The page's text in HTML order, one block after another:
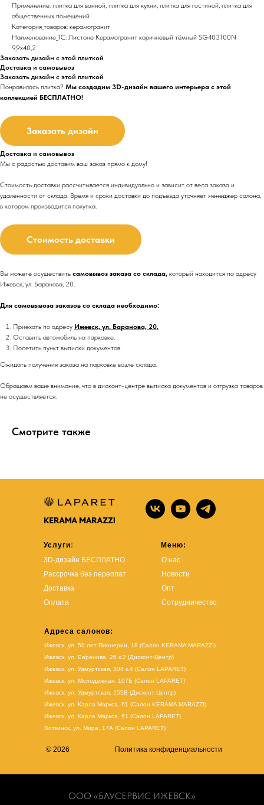
Применение: плитка для ванной, плитка для кухни, плитка для гостиной, плитка для
общественных помещений
Категория_товаров: керамогранит
Наименование_1С: Листоне Керамогранит коричневый тёмный SG403100N
9,9х40,2
Заказать дизайн с этой плиткой
Доставка и самовывоз
Заказать дизайн с этой плиткой
Понравилась плитка? Мы создадим 3D-дизайн вашего интерьера с этой
коллекцией БЕСПЛАТНО!
Заказать дизайн
Доставка и самовывоз
Мы с радостью доставим ваш заказ прямо к дому!
Стоимость доставки рассчитывается индивидуально и зависит от веса заказа и
удаленности от склада. Время и сроки доставки до подъезда уточняет менеджер салона,
в котором производится покупка.
Стоимость доставки
Вы можете осуществить самовывоз заказа со склада, который находится по адресу
Ижевск, ул. Баранова, 20.
Для самовывоза заказов со склада необходимо:
Приехать по адресу Ижевск, ул. Баранова, 20.
Оставить автомобиль на парковке.
Посетить пункт выписки документов.
Ожидать получения заказа на парковке возле склада.
Обращаем ваше внимание, что в дисконт-центре выписка документов и отгрузка товаров
не осуществляется.
Смотрите также
Услуги:
3D-дизайн БЕСПЛАТНО
Рассрочка без переплат
Доставка
Оплата
Меню:
О нас
Новости
Опт
Сотрудничество
Адреса салонов:
Ижевск, ул. 50 лет Пионерии, 18 (Салон KERAMA MARAZZI)
Ижевск, ул. Баранова, 26 к.2 (Дисконт-Центр)
Ижевск, ул. Удмуртская, 304 к.4 (Салон LAPARET)
Ижевск, ул. Молодежная, 107Б (Салон LAPARET)
Ижевск, ул. Удмуртская, 255В (Дисконт-Центр)
Ижевск, ул. Карла Маркса, 61 (Салон KERAMA MARAZZI)
Ижевск, ул. Карла Маркса, 61 (Салон LAPARET)
Воткинск, ул. Мира, 17А (Салон LAPARET)
© 2026 Политика конфиденциальности
ООО «БАУСЕРВИС ИЖЕВСК»